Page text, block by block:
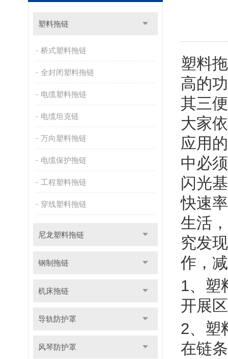
塑料拖链
桥式塑料拖链
全封闭塑料拖链
电缆塑料拖链
电缆坦克链
万向塑料拖链
电缆保护拖链
工程塑料拖链
穿线塑料拖链
尼龙塑料拖链
钢制拖链
机床拖链
导轨防护罩
风琴防护罩
塑料
高的
其三
大家
应用
中必
闪光
快速
生活
究发
作，
1、塑
开展
2、塑
在链